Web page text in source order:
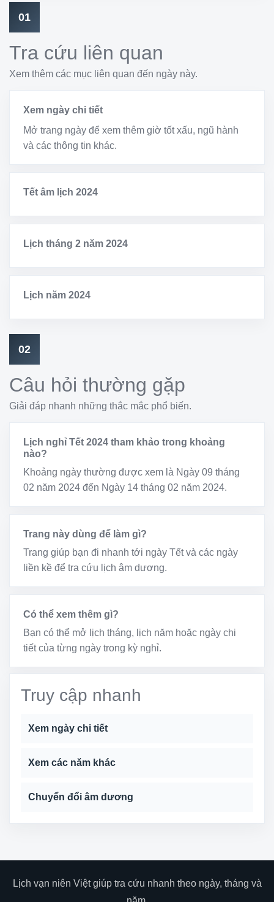
01
Tra cứu liên quan
Xem thêm các mục liên quan đến ngày này.
Xem ngày chi tiết
Mở trang ngày để xem thêm giờ tốt xấu, ngũ hành
và các thông tin khác.
Tết âm lịch 2024
Lịch tháng 2 năm 2024
Lịch năm 2024
02
Câu hỏi thường gặp
Giải đáp nhanh những thắc mắc phổ biến.
Lịch nghỉ Tết 2024 tham khảo trong khoảng
nào?
Khoảng ngày thường được xem là Ngày 09 tháng
02 năm 2024 đến Ngày 14 tháng 02 năm 2024.
Trang này dùng để làm gì?
Trang giúp bạn đi nhanh tới ngày Tết và các ngày
liền kề để tra cứu lịch âm dương.
Có thể xem thêm gì?
Bạn có thể mở lịch tháng, lịch năm hoặc ngày chi
tiết của từng ngày trong kỳ nghỉ.
Truy cập nhanh
Xem ngày chi tiết
Xem các năm khác
Chuyển đổi âm dương
Lịch vạn niên Việt giúp tra cứu nhanh theo ngày, tháng và